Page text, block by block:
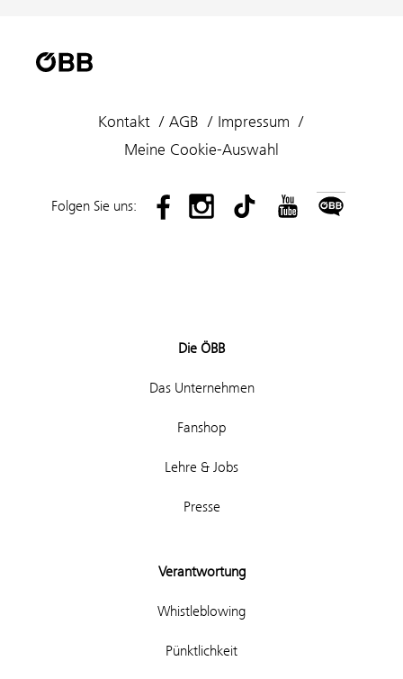
Kontakt AGB
Impressum
Meine Cookie-Auswahl
Folgen Sie uns:
Die ÖBB
Das Unternehmen
Fanshop
Lehre & Jobs
Presse
Verantwortung
Whistleblowing
Pünktlichkeit